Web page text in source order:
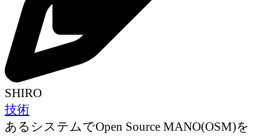
SHIRO
技術
あるシステムでOpen Source MANO(OSM)を